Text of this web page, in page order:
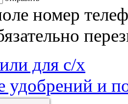
номер
для с/х
удобрений и